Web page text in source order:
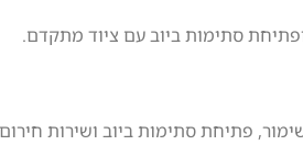
סתימות ביוב עם ציוד מתקדם.
פתיחת סתימות ביוב ושירות